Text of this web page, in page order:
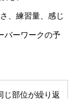
、練習量、感じ
バーワークの予
じ部位が繰り返